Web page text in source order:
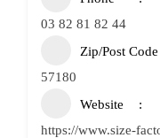
03 82 81 82 44
Zip/Post Code
57180
Website
https://www.size-